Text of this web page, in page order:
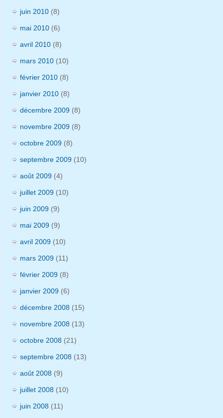
juin 2010 (8)
mai 2010 (6)
avril 2010 (8)
mars 2010 (10)
février 2010 (8)
janvier 2010 (8)
décembre 2009 (8)
novembre 2009 (8)
octobre 2009 (8)
septembre 2009 (10)
août 2009 (4)
juillet 2009 (10)
juin 2009 (9)
mai 2009 (9)
avril 2009 (10)
mars 2009 (11)
février 2009 (8)
janvier 2009 (6)
décembre 2008 (15)
novembre 2008 (13)
octobre 2008 (21)
septembre 2008 (13)
août 2008 (9)
juillet 2008 (10)
juin 2008 (11)